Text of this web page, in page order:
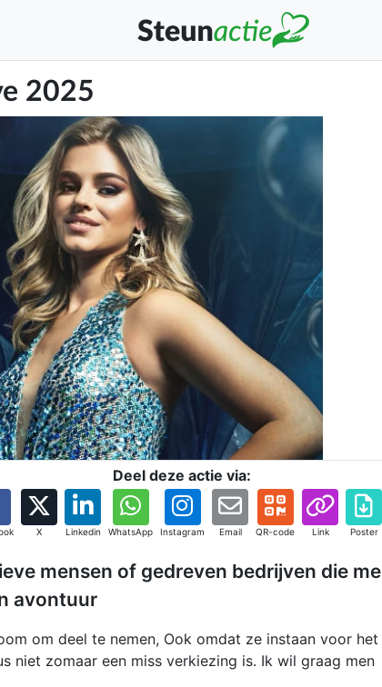
2025
Deel deze actie via:
X Linkedin WhatsApp Instagram Email QR-code Link Poster
mensen of gedreven bedrijven die me
avontuur
om deel te nemen, Ook omdat ze instaan voor het
niet zomaar een miss verkiezing is. Ik wil graag men